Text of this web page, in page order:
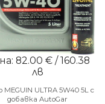
82.00 € / 160.38
лв
MEGUIN ULTRA 5W40 5L с
добавка AutoGar